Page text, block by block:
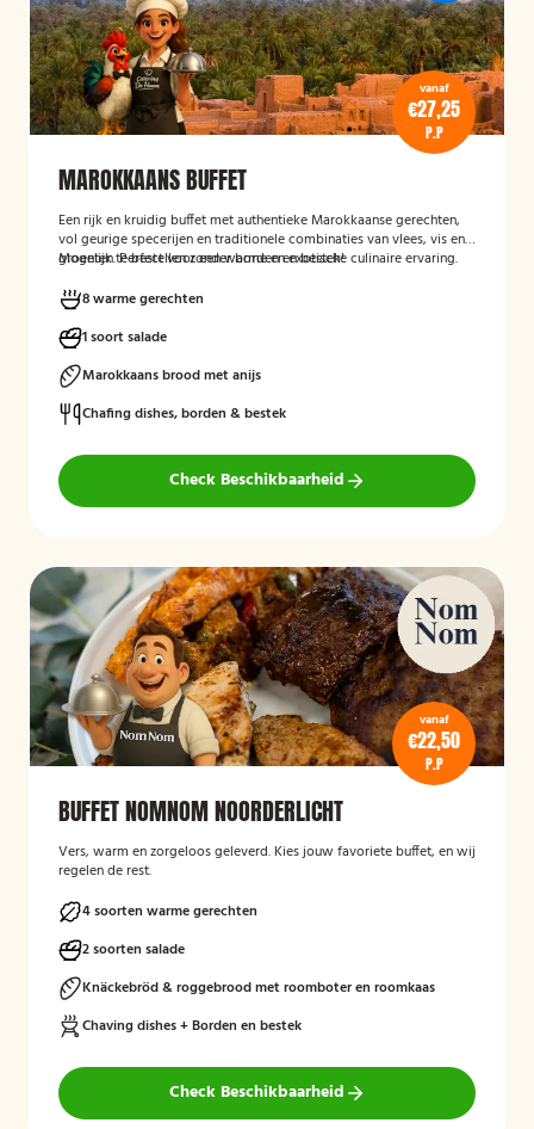
vanaf
€27,25
P.P
MAROKKAANS BUFFET
Een rijk en kruidig buffet met authentieke Marokkaanse gerechten,
vol geurige specerijen en traditionele combinaties van vlees, vis en
groenten. Perfect voor een warme en exotische culinaire ervaring.
Mogelijk te bestellen zonder borden en bestek!
8 warme gerechten
1 soort salade
Marokkaans brood met anijs
Chafing dishes, borden & bestek
Check Beschikbaarheid
vanaf
€22,50
P.P
BUFFET NOMNOM NOORDERLICHT
Vers, warm en zorgeloos geleverd. Kies jouw favoriete buffet, en wij
regelen de rest.
4 soorten warme gerechten
2 soorten salade
Knäckebröd & roggebrood met roomboter en roomkaas
Chaving dishes + Borden en bestek
Check Beschikbaarheid